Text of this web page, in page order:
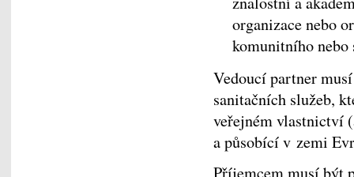
organizace nebo
komunitního nebo
Vedoucí partner
sanitačních služeb,
veřejném vlastnictví
a působící v zemi
Příjemcem musí být